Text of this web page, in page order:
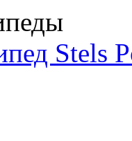
Stels